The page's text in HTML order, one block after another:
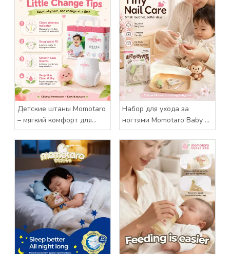
Детские штаны Momotaro
– мягкий комфорт для
каждого маленького
приключения
Набор для ухода за
ногтями Momotaro Baby –
бережный уход за
маленькими пальчиками